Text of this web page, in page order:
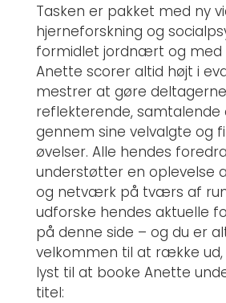
Tasken er pakket med ny
hjerneforskning og
formidlet jordnært og med
Anette scorer altid højt i
mestrer at gøre
reflekterende, samtalende
gennem sine velvalgte og
øvelser. Alle hendes
understøtter en oplevelse
og netværk på tværs af
udforske hendes aktuelle
på denne side – og du er
velkommen til at række ud,
lyst til at booke Anette
titel: